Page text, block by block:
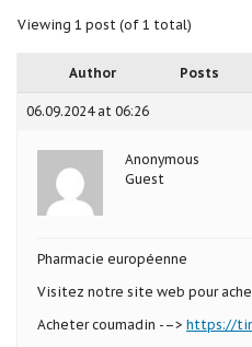
Viewing 1 post (of 1 total)
Author Posts
06.09.2024 at 06:26
Anonymous
Guest
Pharmacie européenne
Visitez notre site web pour
Acheter coumadin -–> https://